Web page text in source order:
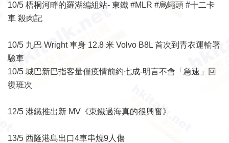
10/5 梧桐河畔的羅湖編組站- 東鐵 #MLR #烏蠅頭 #十二卡
車 殺肉記
10/5 九巴 Wright 車身 12.8 米 Volvo B8L 首次到青衣運輸署
驗車
10/5 城巴新巴指客量僅疫情前約七成-明言不會「急速」回
復班次
12/5 港鐵推出新 MV《東鐵過海真的很興奮》
13/5 西隧港島出口4車串燒9人傷